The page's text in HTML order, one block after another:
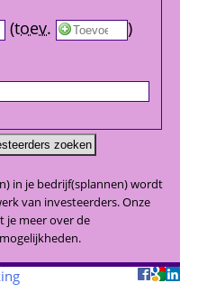
in je bedrijf(splannen) wordt
van investeerders. Onze
je meer over de
(toev.
)